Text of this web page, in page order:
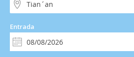
Entrada